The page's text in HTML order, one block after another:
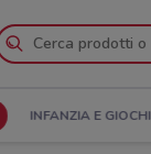
INFANZIA E GIOCHI